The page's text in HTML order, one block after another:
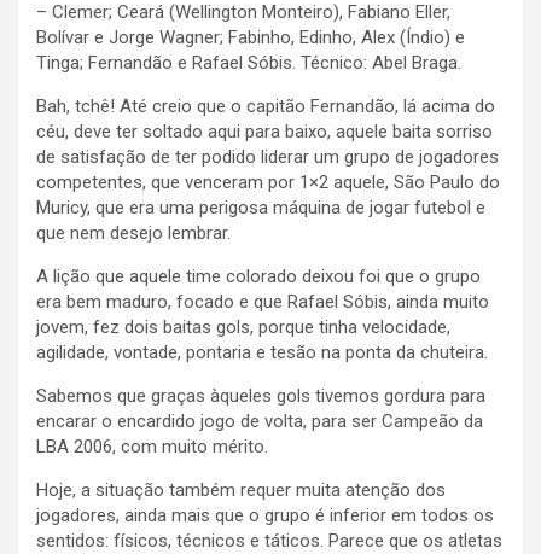
– Clemer; Ceará (Wellington Monteiro), Fabiano Eller,
Bolívar e Jorge Wagner; Fabinho, Edinho, Alex (Índio) e
Tinga; Fernandão e Rafael Sóbis. Técnico: Abel Braga.
Bah, tchê! Até creio que o capitão Fernandão, lá acima do
céu, deve ter soltado aqui para baixo, aquele baita sorriso
de satisfação de ter podido liderar um grupo de jogadores
competentes, que venceram por 1×2 aquele, São Paulo do
Muricy, que era uma perigosa máquina de jogar futebol e
que nem desejo lembrar.
A lição que aquele time colorado deixou foi que o grupo
era bem maduro, focado e que Rafael Sóbis, ainda muito
jovem, fez dois baitas gols, porque tinha velocidade,
agilidade, vontade, pontaria e tesão na ponta da chuteira.
Sabemos que graças àqueles gols tivemos gordura para
encarar o encardido jogo de volta, para ser Campeão da
LBA 2006, com muito mérito.
Hoje, a situação também requer muita atenção dos
jogadores, ainda mais que o grupo é inferior em todos os
sentidos: físicos, técnicos e táticos. Parece que os atletas